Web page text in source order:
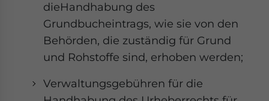
dieHandhabung des
Grundbucheintrags, wie sie von den
Behörden, die zuständig für Grund
und Rohstoffe sind, erhoben werden;
Verwaltungsgebühren für die